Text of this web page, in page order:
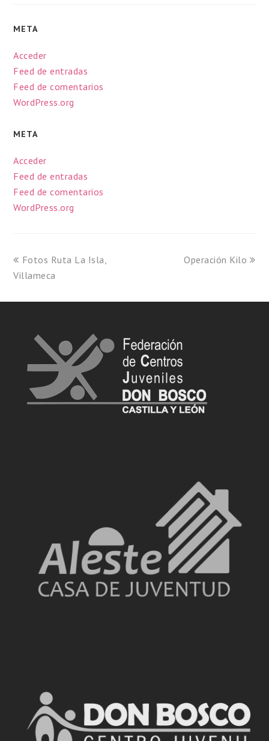
META
Acceder
Feed de entradas
Feed de comentarios
WordPress.org
META
Acceder
Feed de entradas
Feed de comentarios
WordPress.org
Fotos Ruta La Isla,
Villameca
Operación Kilo